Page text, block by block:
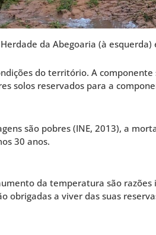
da Abegoaria (à
do território. A
solos reservados para a
são pobres (INE, 2013), a
30 anos.
da temperatura são
obrigadas a viver das suas